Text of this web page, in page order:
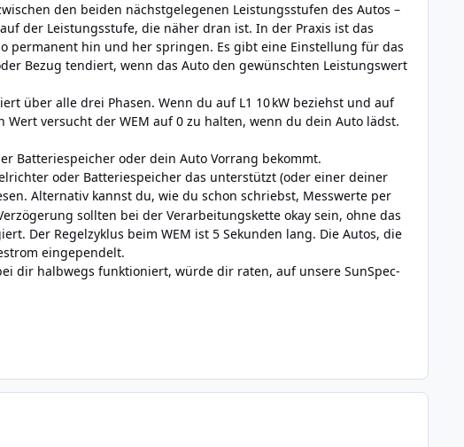
den beiden nächstgelegenen Leistungsstufen des Autos –
der Leistungsstufe, die näher dran ist. In der Praxis ist das
permanent hin und her springen. Es gibt eine Einstellung für das
Bezug tendiert, wenn das Auto den gewünschten Leistungswert
über alle drei Phasen. Wenn du auf L1 10 kW beziehst und auf
Wert versucht der WEM auf 0 zu halten, wenn du dein Auto lädst.
Batteriespeicher oder dein Auto Vorrang bekommt.
oder Batteriespeicher das unterstützt (oder einer deiner
Alternativ kannst du, wie du schon schriebst, Messwerte per
sollten bei der Verarbeitungskette okay sein, ohne das
Der Regelzyklus beim WEM ist 5 Sekunden lang. Die Autos, die
eingependelt.
dir halbwegs funktioniert, würde dir raten, auf unsere SunSpec-